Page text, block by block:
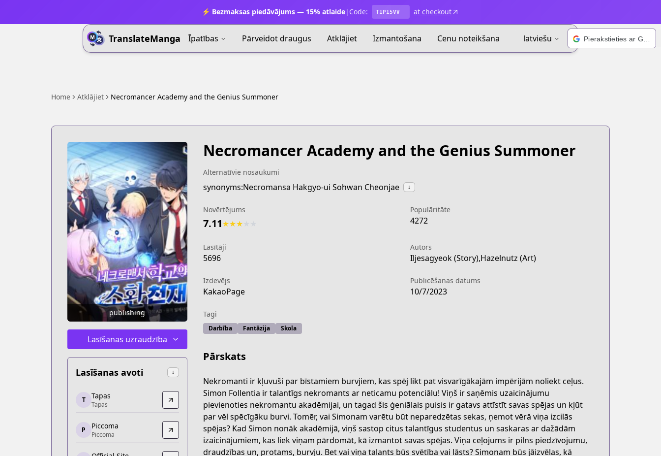
⚡ Bezmaksas piedāvājums — 15% atlaide| Code: T1P15VV at checkout
TranslateManga Īpatības Pārveidot draugus Atklājiet Izmantošana Cenu noteikšana latviešu
Home Atklājiet Necromancer Academy and the Genius Summoner
publishing
Lasīšanas uzraudzība
Lasīšanas avoti ↓
Tapas
Tapas
https://tapas.io/series/necromancer-academy-and-the-genius-summoner/info
Piccoma
Piccoma
https://jp.piccoma.com/web/product/149372
T Tapas
Tapas
P Piccoma
Piccoma
Necromancer Academy and the Genius Summoner
Alternatīvie nosaukumi
synonyms:Necromansa Hakgyo-ui Sohwan Cheonjae ↓
Novērtējums
7.11★★★
Populāritāte
4272
Lasītāji
5696
Autors
Iljesagyeok (Story),Hazelnutz (Art)
Izdevējs
KakaoPage
Publicēšanas datums
10/7/2023
Tagi
Darbība Fantāzija Skola
Pārskats
Nekromanti ir kļuvuši par bīstamiem burvjiem, kas spēj likt pat visvarīgākajām impērijām noliekt ceļus.
Simon Follentia ir talantīgs nekromants ar neticamu potenciālu! Viņš ir saņēmis uzaicinājumu
pievienoties nekromantu akadēmijai, un tagad šis ģeniālais puisis ir gatavs attīstīt savas spējas un kļūt
par vēl spēcīgāku burvi. Tomēr, vai Simonam varētu būt neparedzētas sekas, ņemot vērā viņa izcilās
spējas? Kad Simon nonāk akadēmijā, viņš sastop citus talantīgus studentus un saskaras ar dažādām
izaicinājumiem, kas liek viņam pārdomāt, kā izmantot savas spējas. Viņa ceļojums ir pilns piedzīvojumu,
draudzības un, protams, burvju. Bet vai viņa talants būs svētība vai lāsts? Simonam būs jāizvēlas, kā